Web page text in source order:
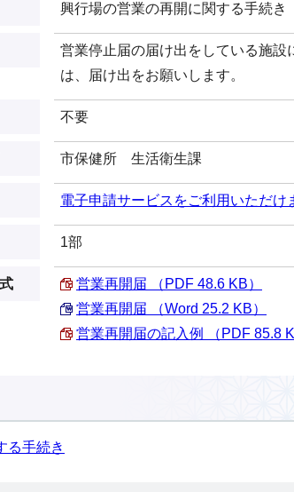
興行場の営業の再開に関する手続き
営業停止届の届け出をしている施設
は、届け出をお願いします。
不要
市保健所 生活衛生課
電子申請サービスをご利用いただけ
1部
営業再開届 （PDF 48.6 KB）
営業再開届 （Word 25.2 KB）
営業再開届の記入例 （PDF 85.8
る手続き